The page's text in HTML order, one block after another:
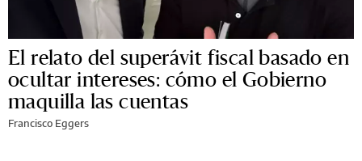
El relato del superávit fiscal basado en
ocultar intereses: cómo el Gobierno
maquilla las cuentas
Francisco Eggers